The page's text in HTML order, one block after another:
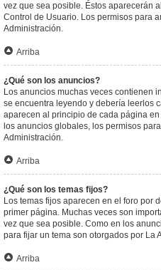
vez que sea posible. Éstos aparecerán
Control de Usuario. Los permisos para
Administración.
Arriba
¿Qué son los anuncios?
Los anuncios muchas veces contienen
se encuentra leyendo y debería leerlos
aparecen al principio de cada página
los anuncios globales, los permisos
Administración.
Arriba
¿Qué son los temas fijos?
Los temas fijos aparecen en el foro por
primer página. Muchas veces son
vez que sea posible. Como en los
para fijar un tema son otorgados por La
Arriba